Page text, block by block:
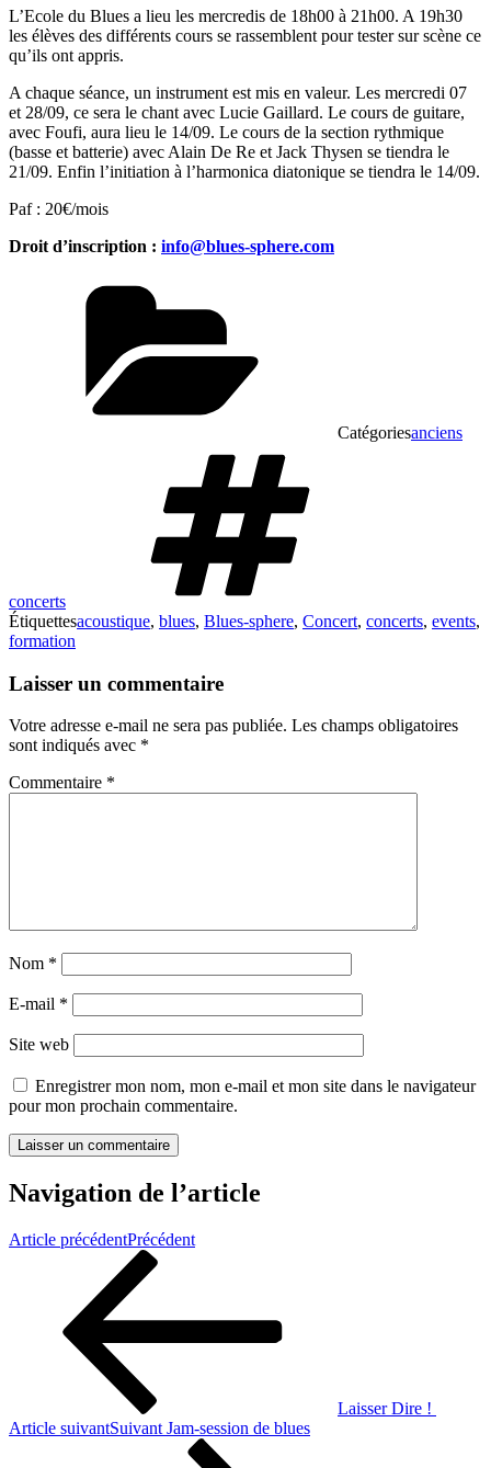
L’Ecole du Blues a lieu les mercredis de 18h00 à 21h00. A 19h30
les élèves des différents cours se rassemblent pour tester sur scène ce
qu’ils ont appris.
A chaque séance, un instrument est mis en valeur. Les mercredi 07
et 28/09, ce sera le chant avec Lucie Gaillard. Le cours de guitare,
avec Foufi, aura lieu le 14/09. Le cours de la section rythmique
(basse et batterie) avec Alain De Re et Jack Thysen se tiendra le
21/09. Enfin l’initiation à l’harmonica diatonique se tiendra le 14/09.
Paf : 20€/mois
Droit d’inscription : info@blues-sphere.com
Catégoriesanciens
concerts
Étiquettesacoustique, blues, Blues-sphere, Concert, concerts, events,
formation
Laisser un commentaire
Votre adresse e-mail ne sera pas publiée. Les champs obligatoires
sont indiqués avec *
Commentaire *
Nom *
E-mail *
Site web
Enregistrer mon nom, mon e-mail et mon site dans le navigateur
pour mon prochain commentaire.
Navigation de l’article
Article précédentPrécédent
Laisser Dire !
Article suivantSuivant Jam-session de blues